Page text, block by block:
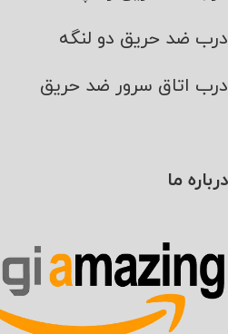
درب ضد حریق دو لنگه
درب اتاق سرور ضد حریق
درباره ما